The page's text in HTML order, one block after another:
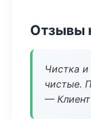
Отзывы
Чистка
чистые.
—